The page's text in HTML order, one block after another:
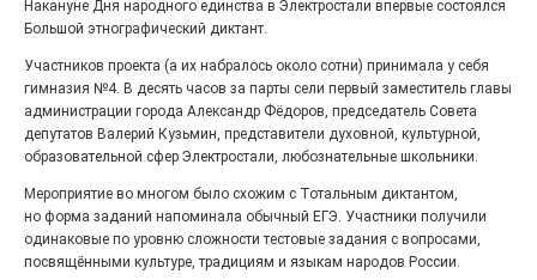
27.07.2026 0
Радость в квадрате! На этой неделе электростальцев
дважды порадует проект «Районы-кварталы».
Накануне Дня народного единства в Электростали впервые состоялся
Большой этнографический диктант.
Участников проекта (а их набралось около сотни) принимала у себя
гимназия №4. В десять часов за парты сели первый заместитель главы
администрации города Александр Фёдоров, председатель Совета
депутатов Валерий Кузьмин, представители духовной, культурной,
образовательной сфер Электростали, любознательные школьники.
Мероприятие во многом было схожим с Тотальным диктантом,
но форма заданий напоминала обычный ЕГЭ. Участники получили
одинаковые по уровню сложности тестовые задания с вопросами,
посвящёнными культуре, традициям и языкам народов России.